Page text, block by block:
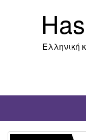
Ελληνική